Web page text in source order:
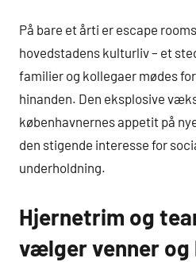
På bare et årti er escape
hovedstadens kulturliv – et
familier og kollegaer mødes
hinanden. Den eksplosive
københavnernes appetit på
den stigende interesse for
underholdning.
Hjernetrim og
vælger venner og